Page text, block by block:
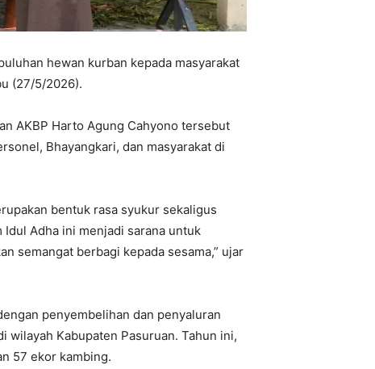
hewan kurban kepada masyarakat
(27/5/2026).
AKBP Harto Agung Cahyono tersebut
Bhayangkari, dan masyarakat di
bentuk rasa syukur sekaligus
Adha ini menjadi sarana untuk
semangat berbagi kepada sesama,” ujar
penyembelihan dan penyaluran
wilayah Kabupaten Pasuruan. Tahun ini,
57 ekor kambing.